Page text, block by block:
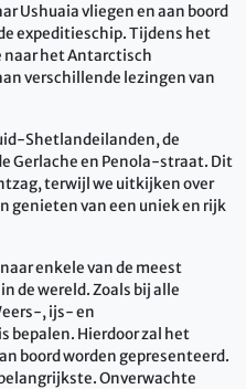
Ushuaia vliegen en aan boord
expeditieschip. Tijdens het
naar het Antarctisch
verschillende lezingen van
Shetlandeilanden, de
Gerlache en Penola-straat. Dit
terwijl we uitkijken over
genieten van een uniek en rijk
enkele van de meest
de wereld. Zoals bij alle
, ijs- en
bepalen. Hierdoor zal het
boord worden gepresenteerd.
Onverwachte